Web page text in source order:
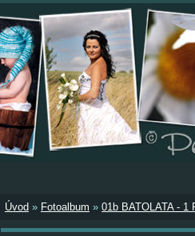
Úvod » Fotoalbum » 01b BATOLATA - 1